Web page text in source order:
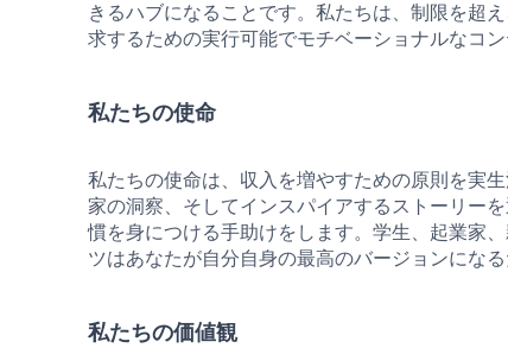
きるハブになることです。私たちは、制限を超
求するための実行可能でモチベーショナルなコ
私たちの使命
私たちの使命は、収入を増やすための原則を実
家の洞察、そしてインスパイアするストーリー
慣を身につける手助けをします。学生、起業家
ツはあなたが自分自身の最高のバージョンになる
私たちの価値観